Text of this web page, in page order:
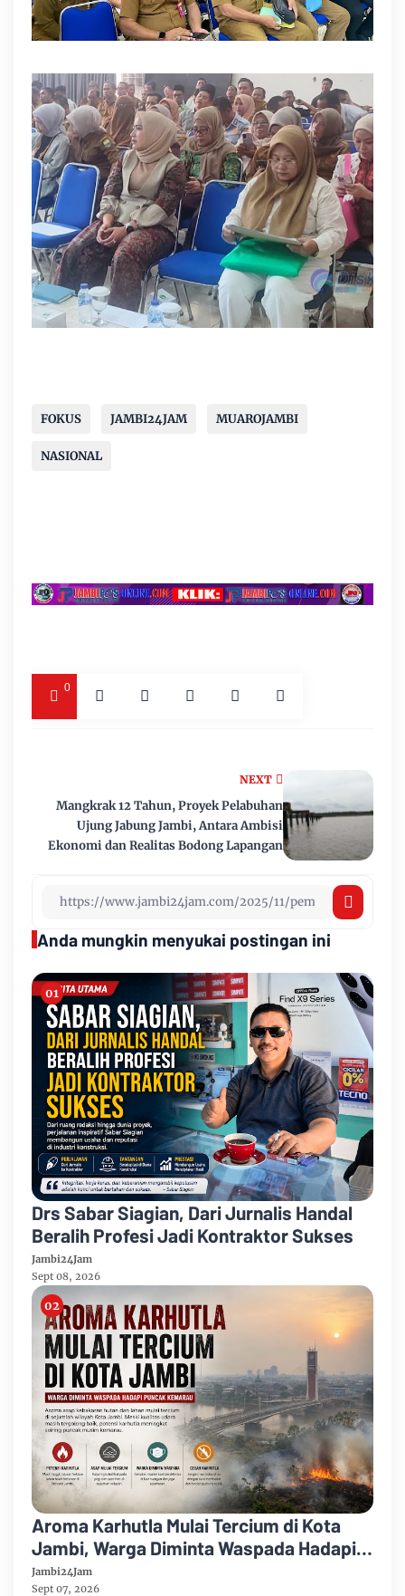
FOKUS JAMBI24JAM MUAROJAMBI
NASIONAL
0
NEXT
Mangkrak 12 Tahun, Proyek Pelabuhan
Ujung Jabung Jambi, Antara Ambisi
Ekonomi dan Realitas Bodong Lapangan
Anda mungkin menyukai postingan ini
Drs Sabar Siagian, Dari Jurnalis Handal
Beralih Profesi Jadi Kontraktor Sukses
Jambi24Jam
Sept 08, 2026
Aroma Karhutla Mulai Tercium di Kota
Jambi, Warga Diminta Waspada Hadapi
Puncak Kemarau
Jambi24Jam
Sept 07, 2026